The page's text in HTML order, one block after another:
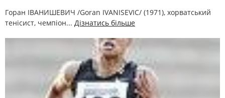
Горан ІВАНИШЕВИЧ /Goran IVANISEVIC/ (1971), хорватський
тенісист, чемпіон... Дізнатись більше